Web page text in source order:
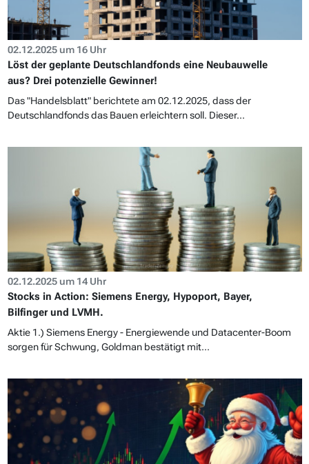
02.12.2025 um 16 Uhr
Löst der geplante Deutschlandfonds eine Neubauwelle
aus? Drei potenzielle Gewinner!
Das "Handelsblatt" berichtete am 02.12.2025, dass der
Deutschlandfonds das Bauen erleichtern soll. Dieser...
02.12.2025 um 14 Uhr
Stocks in Action: Siemens Energy, Hypoport, Bayer,
Bilfinger und LVMH.
Aktie 1.) Siemens Energy - Energiewende und Datacenter-Boom
sorgen für Schwung, Goldman bestätigt mit...